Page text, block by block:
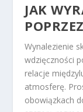
JAK
Wynalezienie
wdzięczności
relacje
atmosferę.
obowiązkach